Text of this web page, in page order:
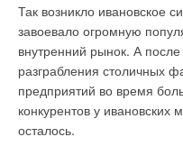
Так возникло ивановское
завоевало огромную
внутренний рынок. А
разграбления столичных
предприятий во время
конкурентов у ивановских
осталось.